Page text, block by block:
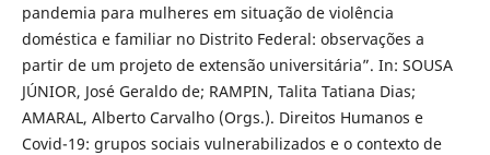
pandemia para mulheres em situação de violência
doméstica e familiar no Distrito Federal: observações a
partir de um projeto de extensão universitária”. In: SOUSA
JÚNIOR, José Geraldo de; RAMPIN, Talita Tatiana Dias;
AMARAL, Alberto Carvalho (Orgs.). Direitos Humanos e
Covid-19: grupos sociais vulnerabilizados e o contexto de